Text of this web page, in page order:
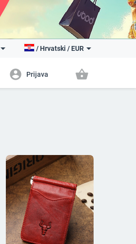
/ Hrvatski / EUR
account_circle Prijava shopping_basket